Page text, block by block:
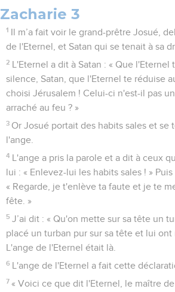
Zacharie 3
1 Il m’a fait voir le grand-prêtre Josué,
de l'Eternel, et Satan qui se tenait à sa
2 L'Eternel a dit à Satan : « Que l'Eternel
silence, Satan, que l'Eternel te réduise
choisi Jérusalem ! Celui-ci n'est-il pas
arraché au feu ? »
3 Or Josué portait des habits sales et se
l'ange.
4 L'ange a pris la parole et a dit à ceux
lui : « Enlevez-lui les habits sales ! »
« Regarde, je t'enlève ta faute et je te
fête. »
5 J’ai dit : « Qu'on mette sur sa tête un
placé un turban pur sur sa tête et lui ont
L'ange de l'Eternel était là.
6 L'ange de l'Eternel a fait cette
7 « Voici ce que dit l'Eternel, le maître de